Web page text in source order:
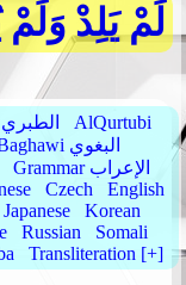
لَمْ يَلِدْ وَلَمْ
AtTabariy الطبري
AlQurtubi
AlBaghawi البغوي
Grammar الإعراب
Czech
English
Japanese
Korean
Russian
Somali
Transliteration [+]